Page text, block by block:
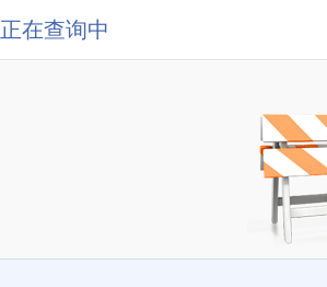
正在查询中